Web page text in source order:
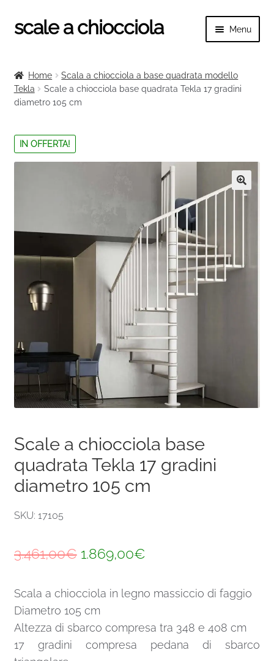
Vai
alla
Vai
al
scale a chiocciola Menu
menu
Tutte le scale
child
Ringhiere e balaustre
il
menu
child
Home
Scala a chiocciola a base quadrata modello
Tekla
Scale a chiocciola base quadrata Tekla 17 gradini
diametro 105 cm
IN OFFERTA!
🔍
Scale a chiocciola base
quadrata Tekla 17 gradini
diametro 105 cm
SKU: 17105
3.461,00€ Il
originale
era:
3.461,00€.
1.869,00€Il
attuale
1.869,00€.
Scala a chiocciola in legno massiccio di faggio
Diametro 105 cm
Altezza di sbarco compresa tra 348 e 408 cm
17 gradini compresa pedana di sbarco